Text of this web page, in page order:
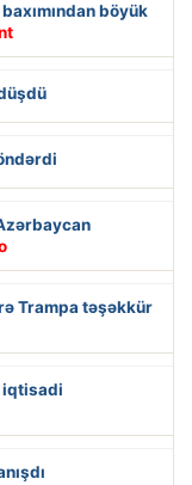
böyük
Trampa təşəkkür
iqtisadi